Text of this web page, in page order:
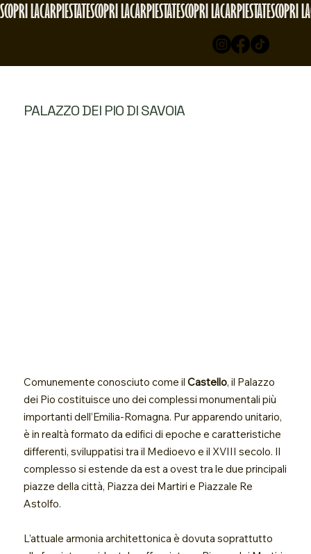
SCOPRI LACARPIESTATE
PALAZZO DEI PIO DI SAVOIA
Comunemente conosciuto come ilCastello, il Palazzo
dei Pio costituisce uno dei complessi monumentali più
importanti dell’Emilia-Romagna. Pur apparendo unitario,
è in realtà formato da edifici di epoche e caratteristiche
differenti, sviluppatisi tra il Medioevo e il XVIII secolo. Il
complesso si estende da est a ovest tra le due principali
piazze della città, Piazza dei Martiri e Piazzale Re
Astolfo.
L’attuale armonia architettonica è dovuta soprattutto